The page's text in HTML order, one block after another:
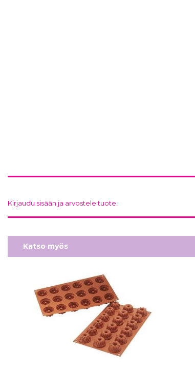
Kirjaudu sisään ja arvostele tuote.
Katso myös